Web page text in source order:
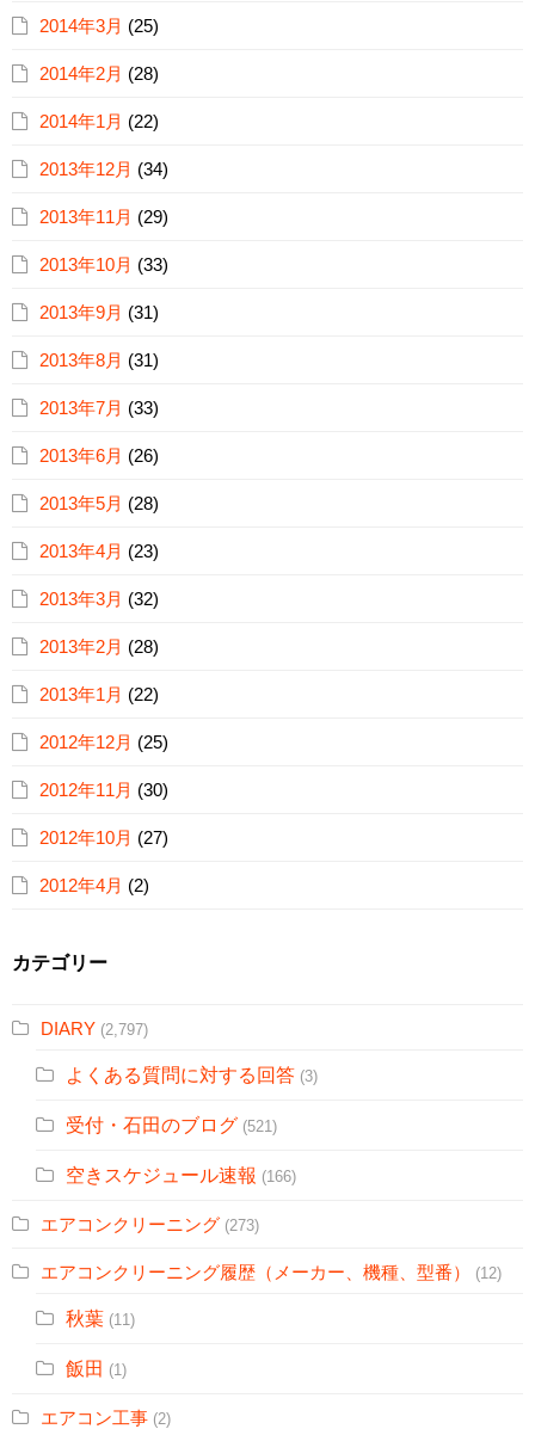
2014年3月 (25)
2014年2月 (28)
2014年1月 (22)
2013年12月 (34)
2013年11月 (29)
2013年10月 (33)
2013年9月 (31)
2013年8月 (31)
2013年7月 (33)
2013年6月 (26)
2013年5月 (28)
2013年4月 (23)
2013年3月 (32)
2013年2月 (28)
2013年1月 (22)
2012年12月 (25)
2012年11月 (30)
2012年10月 (27)
2012年4月 (2)
カテゴリー
DIARY (2,797)
よくある質問に対する回答 (3)
受付・石田のブログ (521)
空きスケジュール速報 (166)
エアコンクリーニング (273)
エアコンクリーニング履歴（メーカー、機種、型番） (12)
秋葉 (11)
飯田 (1)
エアコン工事 (2)